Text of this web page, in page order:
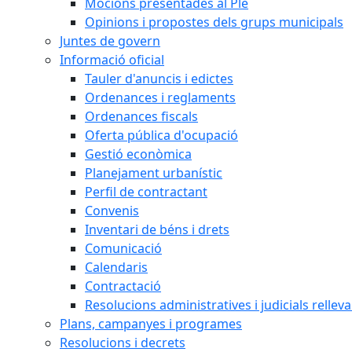
Opinions i propostes dels grups municipals
Juntes de govern
Informació oficial
Tauler d'anuncis i edictes
Ordenances i reglaments
Ordenances fiscals
Oferta pública d'ocupació
Gestió econòmica
Planejament urbanístic
Perfil de contractant
Convenis
Inventari de béns i drets
Comunicació
Calendaris
Contractació
Resolucions administratives i judicials
Plans, campanyes i programes
Resolucions i decrets